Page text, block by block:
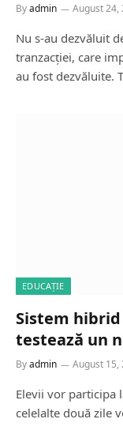
Byadmin August 24,
Nu s-au dezvăluit
tranzacției, care
au fost dezvăluite.
EDUCAȚIE
Sistem
testează un
Byadmin August 15,
Elevii vor participa
celelalte două zile